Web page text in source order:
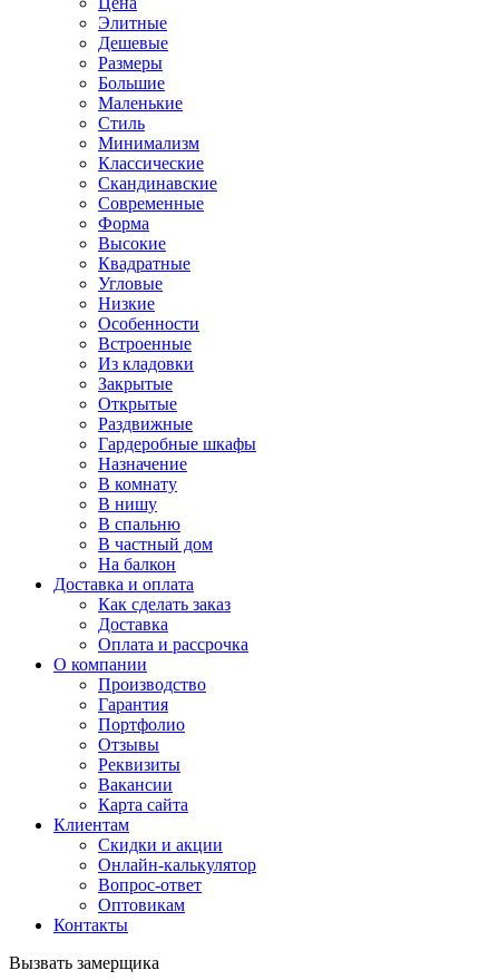
Элитные
Дешевые
Размеры
Большие
Маленькие
Стиль
Минимализм
Классические
Скандинавские
Современные
Форма
Высокие
Квадратные
Угловые
Низкие
Особенности
Встроенные
Из кладовки
Закрытые
Открытые
Раздвижные
Гардеробные шкафы
Назначение
В комнату
В нишу
В спальню
В частный дом
На балкон
Доставка и оплата
Как сделать заказ
Доставка
Оплата и рассрочка
О компании
Производство
Гарантия
Портфолио
Отзывы
Реквизиты
Вакансии
Карта сайта
Клиентам
Скидки и акции
Онлайн-калькулятор
Вопрос-ответ
Оптовикам
Контакты
Вызвать замерщика